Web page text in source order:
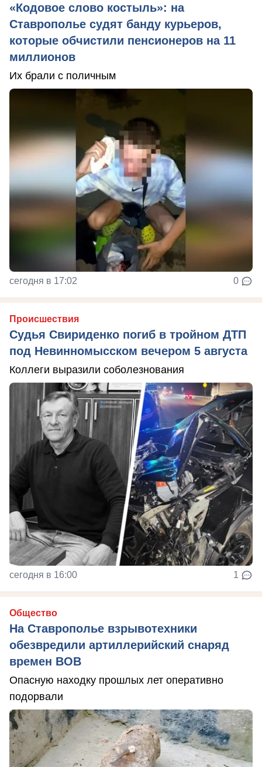
«Кодовое слово костыль»: на
Ставрополье судят банду курьеров,
которые обчистили пенсионеров на 11
миллионов
Их брали с поличным
сегодня в 17:02 0
Происшествия
Судья Свириденко погиб в тройном ДТП
под Невинномысском вечером 5 августа
Коллеги выразили соболезнования
сегодня в 16:00 1
Общество
На Ставрополье взрывотехники
обезвредили артиллерийский снаряд
времен ВОВ
Опасную находку прошлых лет оперативно
подорвали